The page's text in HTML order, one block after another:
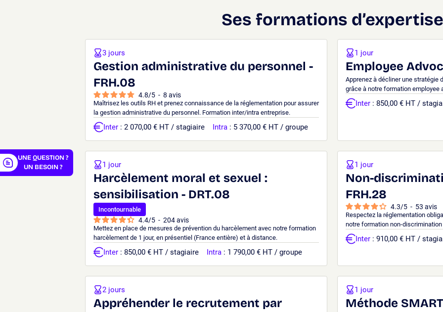
Ses formations d’expertise
Gestion administrative du personnel -
FRH.08
4.8/5 - 8 avis
Maîtrisez les outils RH et prenez connaissance de la réglementation pour assurer
la gestion administrative du personnel. Formation inter/intra entreprise.
3 jours
Inter : 2 070,00 € HT / stagiaire Intra : 5 370,00 € HT / groupe
Employee
Apprenez à décliner une stratégie
grâce à notre formation employee
1 jour
Inter : 850,00 € HT /
Harcèlement moral et sexuel :
sensibilisation - DRT.08
Incontournable
4.4/5 - 204avis
Mettez en place de mesures de prévention du harcèlement avec notre formation
harcèlement de 1 jour, en présentiel (France entière) et à distance.
1 jour
Inter : 850,00 € HT / stagiaire Intra : 1 790,00 € HT / groupe
Non-
FRH.28
4.3/5 - 53 avis
Respectez la réglementation
notre formation non-discrimination
1 jour
Inter : 910,00 € HT /
Appréhender le recrutement par
2 jours
Méthode
1 jour
UNE QUESTION ?
UN BESOIN ?